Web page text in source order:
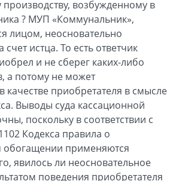
возбужденному в
? МУП «Коммунальник»,
лицом, неосновательно
истца. То есть ответчик
и не сберег каких-либо
а потому не может
качестве приобретателя в смысле
Выводы суда кассационной
поскольку в соответствии с
Кодекса правила о
обогащении применяются
явилось ли неосновательное
поведения приобретателя